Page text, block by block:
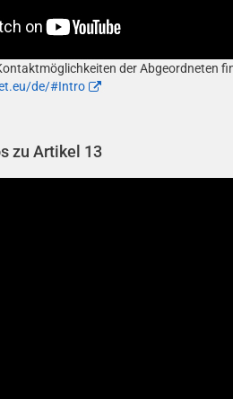
der Abgeordneten
de/#Intro
zu Artikel 13